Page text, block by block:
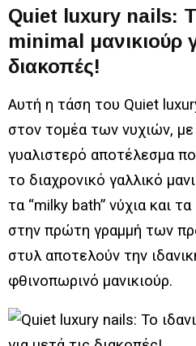
Quiet luxury nails:
minimal μανικιούρ
διακοπές!
Αυτή η τάση του Quiet
στον τομέα των νυχιών, με
γυαλιστερό αποτέλεσμα
το διαχρονικό γαλλικό
τα “milky bath” νύχια και
στην πρώτη γραμμή των
στυλ αποτελούν την
φθινοπωρινό μανικιούρ.